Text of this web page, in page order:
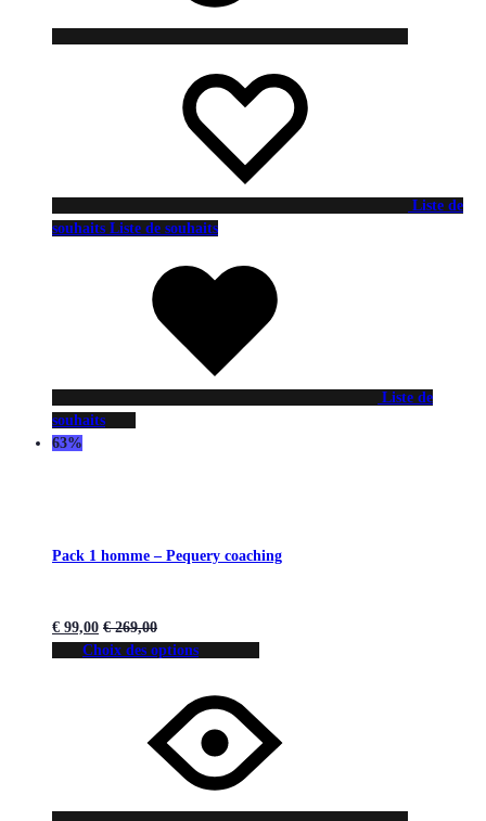
Liste de
souhaits Liste de souhaits
Liste de
souhaits
63%
Pack 1 homme – Pequery coaching
€ 99,00 €269,00
Choix des options